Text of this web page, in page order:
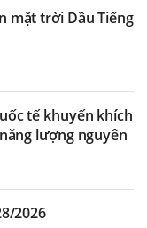
mặt trời Dầu Tiếng
tế khuyến khích
lượng nguyên
2026